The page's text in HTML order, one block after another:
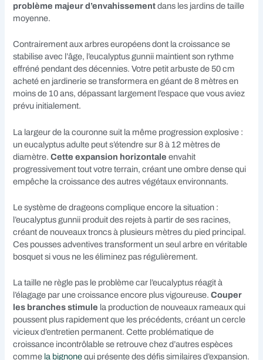
problème majeur d’envahissementdans les jardins de taille
moyenne.
Contrairement aux arbres européens dont la croissance se
stabilise avec l’âge, l’eucalyptus gunnii maintient son rythme
effréné pendant des décennies. Votre petit arbuste de 50 cm
acheté en jardinerie se transformera en géant de 8 mètres en
moins de 10 ans, dépassant largement l’espace que vous aviez
prévu initialement.
La largeur de la couronne suit la même progression explosive :
un eucalyptus adulte peut s’étendre sur 8 à 12 mètres de
diamètre.Cette expansion horizontale envahit
progressivement tout votre terrain, créant une ombre dense qui
empêche la croissance des autres végétaux environnants.
Le système de drageons complique encore la situation :
l’eucalyptus gunnii produit des rejets à partir de ses racines,
créant de nouveaux troncs à plusieurs mètres du pied principal.
Ces pousses adventives transforment un seul arbre en véritable
bosquet si vous ne les éliminez pas régulièrement.
La taille ne règle pas le problème car l’eucalyptus réagit à
l’élagage par une croissance encore plus vigoureuse.Couper
les branches stimule la production de nouveaux rameaux qui
poussent plus rapidement que les précédents, créant un cercle
vicieux d’entretien permanent. Cette problématique de
croissance incontrôlable se retrouve chez d’autres espèces
comme la bignonequi présente des défis similaires d’expansion.